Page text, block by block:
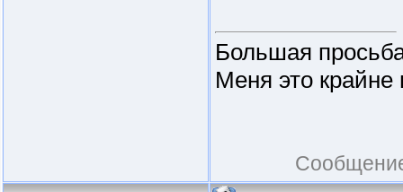
Большая
Меня это крайне